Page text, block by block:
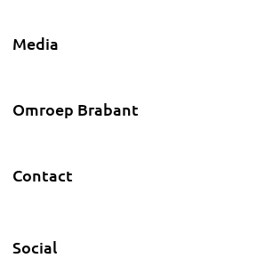
Media
Omroep Brabant
Contact
Social